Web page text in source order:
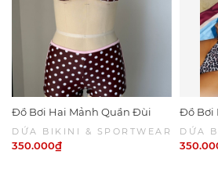
Đồ Bơi Hai Mảnh Quần Đùi
Chấm Bi Viền Hồng
DỨA BIKINI & SPORTWEAR
350.000₫
Đồ Bơi
Da
BIKINI
DỨA